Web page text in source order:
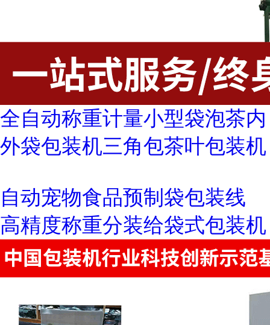
全自动称重计量小型袋泡茶内
外袋包装机三角包茶叶包装机
自动宠物食品预制袋包装线
高精度称重分装给袋式包装机